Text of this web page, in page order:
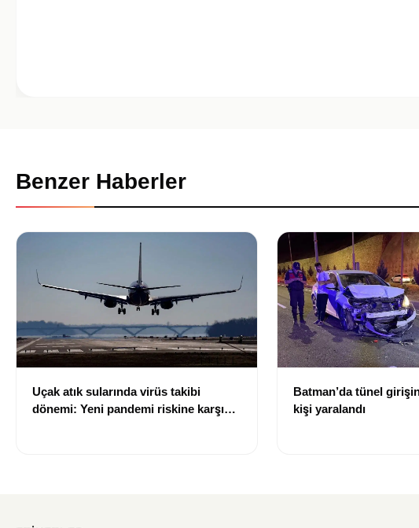
Benzer Haberler
Uçak atık sularında virüs takibi
dönemi: Yeni pandemi riskine karşı
Batman’da tünel
kişi yaralandı